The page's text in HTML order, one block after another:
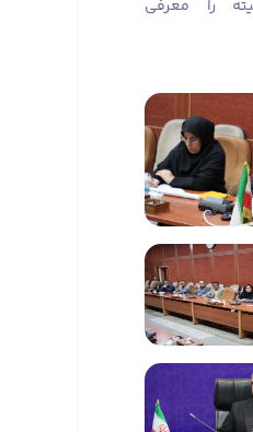
را معرفی